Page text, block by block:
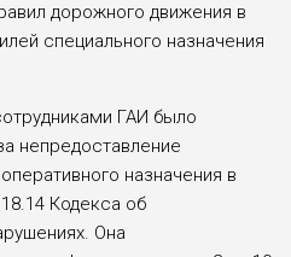
дорожного движения в
специального назна­чения
ГАИ было
непредоставление
назначе­ния в
Кодекса об
Она